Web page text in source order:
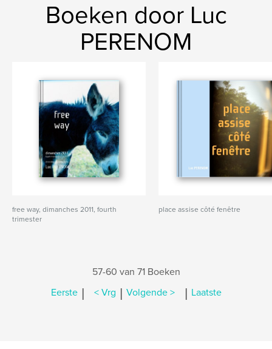
Boeken door Luc
PERENOM
free way, dimanches 2011, fourth
trimester
place assise côté fenêtre
57-60 van 71 Boeken
Eerste | < Vrg | Volgende > | Laatste